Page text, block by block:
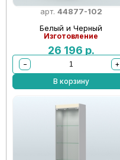
арт. 44877-102
Белый и Черный
Изготовление
26 196 р.
−
+
В корзину